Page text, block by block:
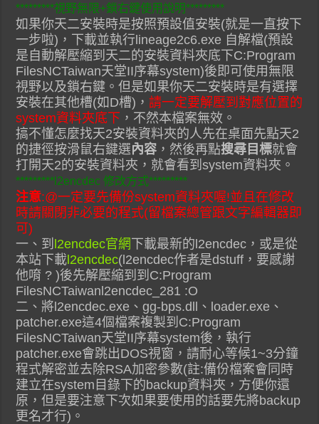
*********視野無限+鎖右鍵使用說明*********
如果你天二安裝時是按照預設值安裝(就是一直按下
一步啦)，下載並執行lineage2c6.exe 自解檔(預設
是自動解壓縮到天二的安裝資料夾底下C:Program
FilesNCTaiwan天堂II序幕system)後即可使用無限
視野以及鎖右鍵。但是如果你天二安裝時是有選擇
安裝在其他槽(如D槽)，請一定要解壓到對應位置的
system資料夾底下 ，不然本檔案無效。
搞不懂怎麼找天2安裝資料夾的人先在桌面先點天2
的捷徑按滑鼠右鍵選內容 ，然後再點搜尋目標就會
打開天2的安裝資料夾，就會看到system資料夾。
*********l2encdec 修改方式*********
注意:@一定要先備份system資料夾喔!並且在修改
時請關閉非必要的程式(留檔案總管跟文字編輯器即
可)
一、到 l2encdec官網下載最新的l2encdec，或是從
本站下載l2encdec(l2encdec作者是dstuff，要感謝
他唷 ? )後先解壓縮到到C:Program
FilesNCTaiwanl2encdec_281 :O
二、將l2encdec.exe、gg-bps.dll、loader.exe、
patcher.exe這4個檔案複製到C:Program
FilesNCTaiwan天堂II序幕system後，執行
patcher.exe會跳出DOS視窗，請耐心等候1~3分鐘
程式解密並去除RSA加密參數(註:備份檔案會同時
建立在system目錄下的backup資料夾，方便你還
原，但是要注意下次如果要使用的話要先將backup
更名才行)。